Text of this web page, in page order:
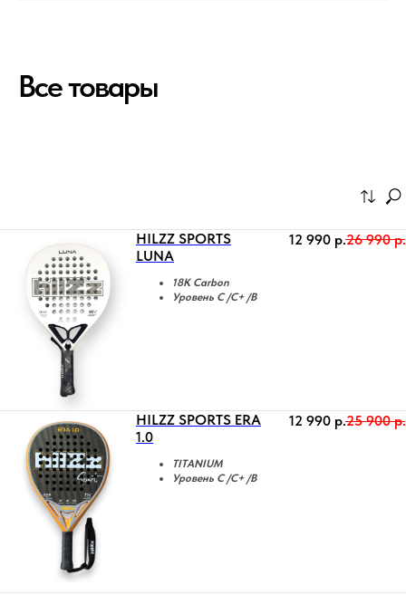
Все товары
HILZZ SPORTS
LUNA
18К Carbon
Уровень C /C+ /B
12 990 р.26 990 р.
HILZZ SPORTS ERA
1.0
TITANIUM
Уровень C /C+ /B
12 990 р.25 900 р.